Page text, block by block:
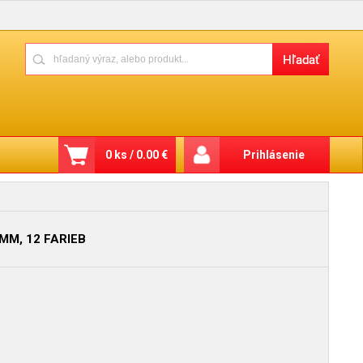
Prihlásenie
0 ks / 0.00 €
12 FARIEB